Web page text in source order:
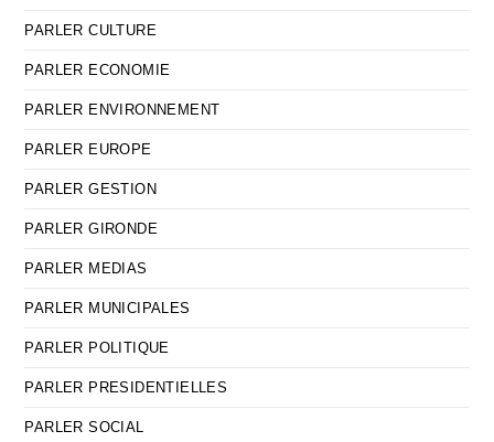
PARLER CULTURE
PARLER ECONOMIE
PARLER ENVIRONNEMENT
PARLER EUROPE
PARLER GESTION
PARLER GIRONDE
PARLER MEDIAS
PARLER MUNICIPALES
PARLER POLITIQUE
PARLER PRESIDENTIELLES
PARLER SOCIAL